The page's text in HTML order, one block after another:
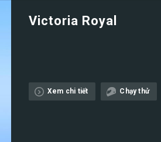
Victoria Royal
Xem chi tiết Chạy thử